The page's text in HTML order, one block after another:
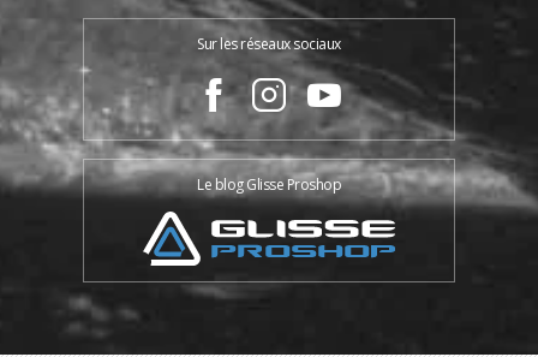
Sur les réseaux sociaux
Le blog Glisse Proshop